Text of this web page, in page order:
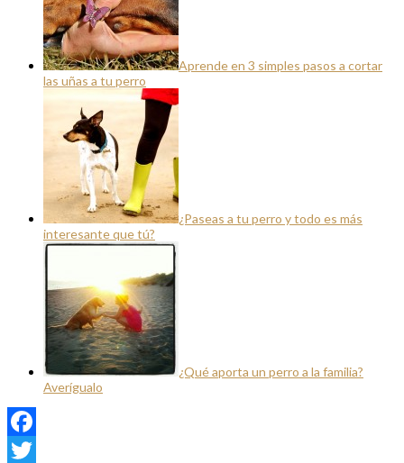
Aprende en 3 simples pasos a cortar
las uñas a tu perro
¿Paseas a tu perro y todo es más
interesante que tú?
¿Qué aporta un perro a la familia?
Averígualo
Facebook